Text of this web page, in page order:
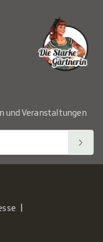
und Veranstaltungen